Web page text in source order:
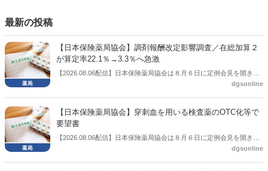
最新の投稿
【日本保険薬局協会】調剤報酬改定影響調査／在総加算２
が算定率22.1％→3.3％へ急激
【2026.08.06配信】日本保険薬局協会は８月６日に定例会見を開き、
「令和８年度調剤報酬改定に係る保険薬局への影響」の調査結果を公
3.3％へ大きく低下した。
dgsonline
【日本保険薬局協会】穿刺血を用いる検査薬のOTC化等で
要望書
【2026.08.06配信】日本保険薬局協会は８月６日に定例会見を開き、
「穿刺血を用いる検査薬のOTC化等に関する要望書」を厚生労働省 医
dgsonline